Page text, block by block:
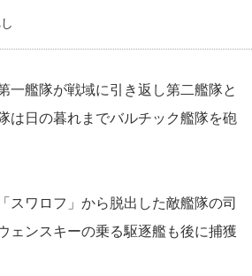
一艦隊が戦域に引き返し第二艦隊と
は日の暮れまでバルチック艦隊を砲
ワロフ」から脱出した敵艦隊の司
ェンスキーの乗る駆逐艦も後に捕獲